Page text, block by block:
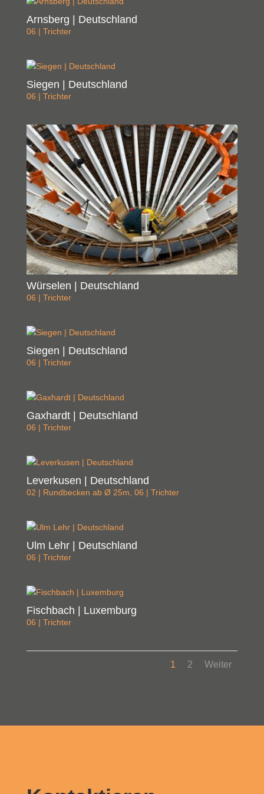
Arnsberg | Deutschland
06 | Trichter
Siegen | Deutschland
06 | Trichter
Würselen | Deutschland
06 | Trichter
Siegen | Deutschland
06 | Trichter
Gaxhardt | Deutschland
06 | Trichter
Leverkusen | Deutschland
02 | Rundbecken ab Ø 25m, 06 | Trichter
Ulm Lehr | Deutschland
06 | Trichter
Fischbach | Luxemburg
06 | Trichter
1 2 Weiter